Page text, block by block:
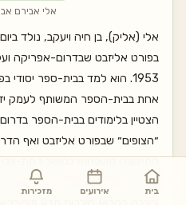
אלי אבירם
בפורט אליזבט שבדרום-אפריקה
1953. הוא למד בבית-ספר
אחת בבית-הספר המשותף לעמק
הצטיין בלימודים בבית-הספר
״הצופים״ שבפורט אליזבט ואף
התיישבה משפחתו במושב רמת-
להוריו בעבודה במשק. אלי
בית אירועים מזכירות